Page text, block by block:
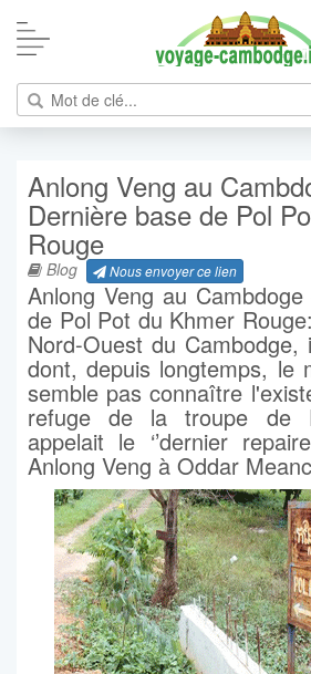
Anlong Veng au
Dernière base de Pol
Rouge
Blog Nous envoyer ce lien
Anlong Veng au
de Pol Pot du Khmer
Nord-Ouest du
dont, depuis longtemps, le
semble pas connaître
refuge de la troupe de
appelait le ‘’dernier
Anlong Veng à Oddar